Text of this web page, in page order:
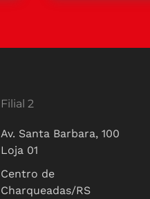
Filial 2
Av. Santa Barbara, 100
Loja 01
Centro de
Charqueadas/RS